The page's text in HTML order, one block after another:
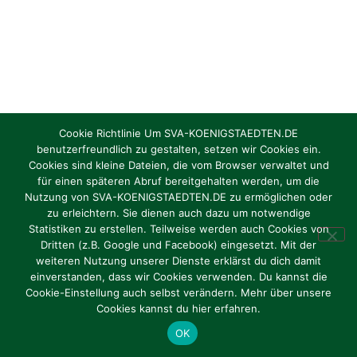
Cookie Richtlinie Um SVA-KOENIGSTAEDTEN.DE
benutzerfreundlich zu gestalten, setzen wir Cookies ein.
Cookies sind kleine Dateien, die vom Browser verwaltet und
für einen späteren Abruf bereitgehalten werden, um die
Nutzung von SVA-KOENIGSTAEDTEN.DE zu ermöglichen oder
zu erleichtern. Sie dienen auch dazu um notwendige
Statistiken zu erstellen. Teilweise werden auch Cookies von
Dritten (z.B. Google und Facebook) eingesetzt. Mit der
weiteren Nutzung unserer Dienste erklärst du dich damit
einverstanden, dass wir Cookies verwenden. Du kannst die
Cookie-Einstellung auch selbst verändern. Mehr über unsere
Cookies kannst du hier erfahren.
OK